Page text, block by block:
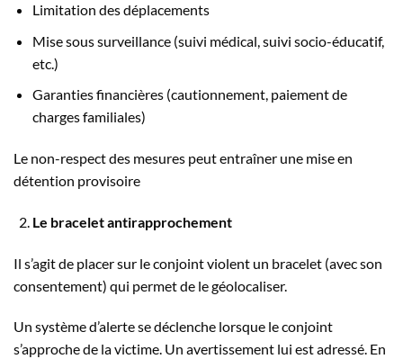
Limitation des déplacements
Mise sous surveillance (suivi médical, suivi socio-éducatif,
etc.)
Garanties financières (cautionnement, paiement de
charges familiales)
Le non-respect des mesures peut entraîner une mise en
détention provisoire
Le bracelet antirapprochement
Il s’agit de placer sur le conjoint violent un bracelet (avec son
consentement) qui permet de le géolocaliser.
Un système d’alerte se déclenche lorsque le conjoint
s’approche de la victime. Un avertissement lui est adressé. En